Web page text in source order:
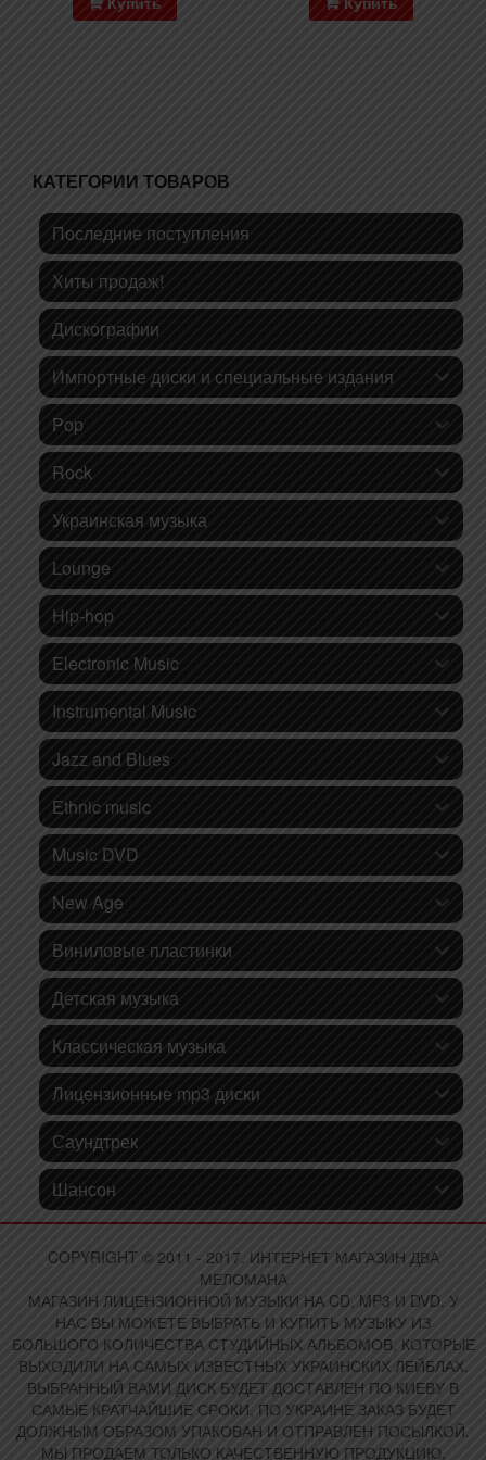
КАТЕГОРИИ ТОВАРОВ
Последние поступления
Хиты продаж!
Дискографии
Импортные диски и специальные издания
Pop
Rock
Украинская музыка
Lounge
Hip-hop
Electronic Music
Instrumental Music
Jazz and Blues
Ethnic music
Music DVD
New Age
Виниловые пластинки
Детская музыка
Классическая музыка
Лицензионные mp3 диски
Саундтрек
Шансон
COPYRIGHT © 2011 - 2017. ИНТЕРНЕТ МАГАЗИН ДВА
МЕЛОМАНА
МАГАЗИН ЛИЦЕНЗИОННОЙ МУЗЫКИ НА CD, MP3 И DVD. У
НАС ВЫ МОЖЕТЕ ВЫБРАТЬ И КУПИТЬ МУЗЫКУ ИЗ
БОЛЬШОГО КОЛИЧЕСТВА СТУДИЙНЫХ АЛЬБОМОВ, КОТОРЫЕ
ВЫХОДИЛИ НА САМЫХ ИЗВЕСТНЫХ УКРАИНСКИХ ЛЕЙБЛАХ.
ВЫБРАННЫЙ ВАМИ ДИСК БУДЕТ ДОСТАВЛЕН ПО КИЕВУ В
САМЫЕ КРАТЧАЙШИЕ СРОКИ, ПО УКРАИНЕ ЗАКАЗ БУДЕТ
ДОЛЖНЫМ ОБРАЗОМ УПАКОВАН И ОТПРАВЛЕН ПОСЫЛКОЙ.
МЫ ПРОДАЕМ ТОЛЬКО КАЧЕСТВЕННУЮ ПРОДУКЦИЮ,